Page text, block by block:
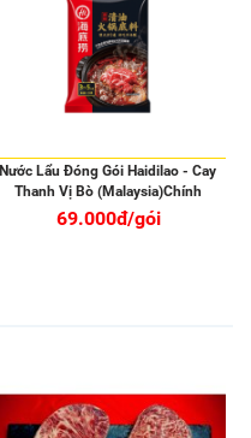
Nước Lẩu Đóng Gói Haidilao - Cay
Thanh Vị Bò (Malaysia)Chính
Nghạch
69.000đ/gói